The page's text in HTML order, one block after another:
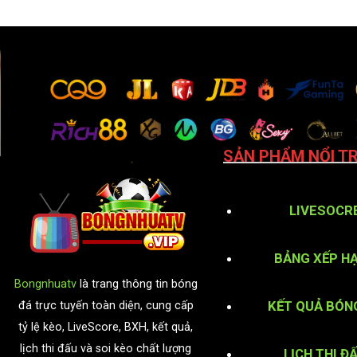
Bongnhuatvlà trang thông tin bóng
đá trực tuyến toàn diện, cung cấp
tỷ lệ kèo, LiveScore, BXH, kết quả,
lịch thi đấu và soi kèo chất lượng
SẢN PHẨM NỔI
BẢNG XẾP
KẾT QUẢ